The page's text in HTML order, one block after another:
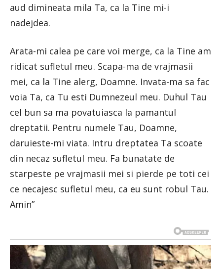
aud dimineata mila Ta, ca la Tine mi-i
nadejdea.
Arata-mi calea pe care voi merge, ca la Tine am
ridicat sufletul meu. Scapa-ma de vrajmasii
mei, ca la Tine alerg, Doamne. Invata-ma sa fac
voia Ta, ca Tu esti Dumnezeul meu. Duhul Tau
cel bun sa ma povatuiasca la pamantul
dreptatii. Pentru numele Tau, Doamne,
daruieste-mi viata. Intru dreptatea Ta scoate
din necaz sufletul meu. Fa bunatate de
starpeste pe vrajmasii mei si pierde pe toti cei
ce necajesc sufletul meu, ca eu sunt robul Tau.
Amin”